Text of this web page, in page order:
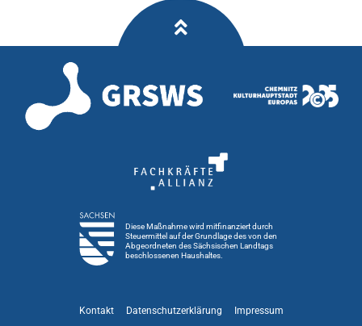
Diese Maßnahme wird mitfinanziert durch
Steuermittel auf der Grundlage des von den
Abgeordneten des Sächsischen Landtags
beschlossenen Haushaltes.
Kontakt Datenschutzerklärung Impressum